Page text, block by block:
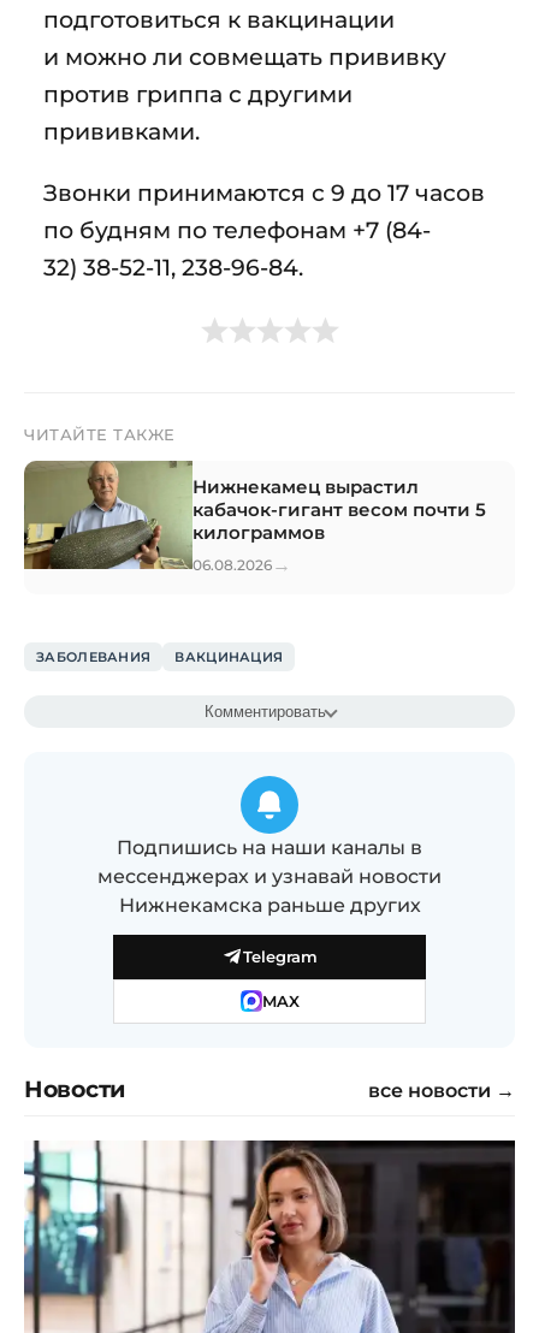
подготовиться к вакцинации
и можно ли совмещать прививку
против гриппа с другими
прививками.
Звонки принимаются с 9 до 17 часов
по будням по телефонам +7 (84-
32) 38-52-11, 238-96-84.
ЧИТАЙТЕ ТАКЖЕ
Нижнекамец вырастил
кабачок-гигант весом почти 5
килограммов
06.08.2026 →
ЗАБОЛЕВАНИЯ ВАКЦИНАЦИЯ
Комментировать
Подпишись на наши каналы в
мессенджерах и узнавай новости
Нижнекамска раньше других
Telegram
MAX
Новости все новости →